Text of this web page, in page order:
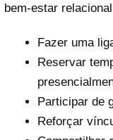
bem-estar
Fazer uma
Reservar
Participar de
Reforçar